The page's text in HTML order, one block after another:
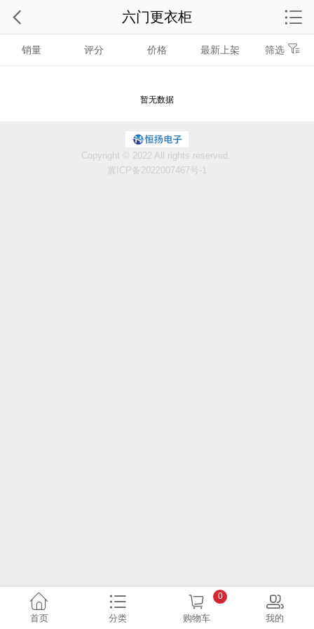
销量 评分 价格 最新上架 筛选
暂无数据
六门更衣柜
Copyright © 2022 All rights reserved.
冀ICP备2022007467号-1
首页 分类 购物车
0
我的